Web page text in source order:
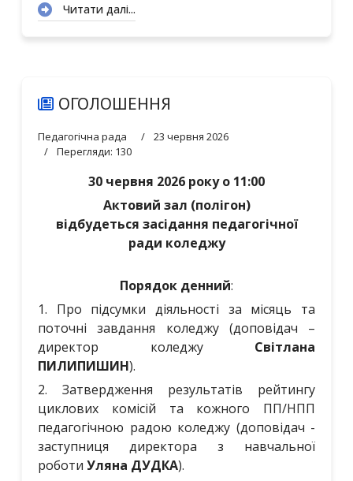
Читати далі...
ОГОЛОШЕННЯ
Педагогічна рада
23 червня 2026
Перегляди: 130
30 червня 2026 року о 11:00
Актовий зал (полігон)
відбудеться засідання педагогічної
ради коледжу
Порядок денний:
1. Про підсумки діяльності за місяць та
поточні завдання коледжу (доповідач –
директор коледжу Світлана
ПИЛИПИШИН).
2. Затвердження результатів рейтингу
циклових комісій та кожного ПП/НПП
педагогічною радою коледжу (доповідач -
заступниця директора з навчальної
роботи Уляна ДУДКА).